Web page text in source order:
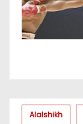
Alalshikh